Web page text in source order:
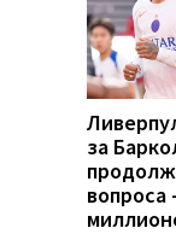
за
вопроса